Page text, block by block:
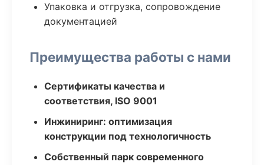
Упаковка и отгрузка, сопровождение
документацией
Преимущества работы с нами
Сертификаты качества и
соответствия, ISO 9001
Инжиниринг: оптимизация
конструкции под технологичность
Собственный парк современного